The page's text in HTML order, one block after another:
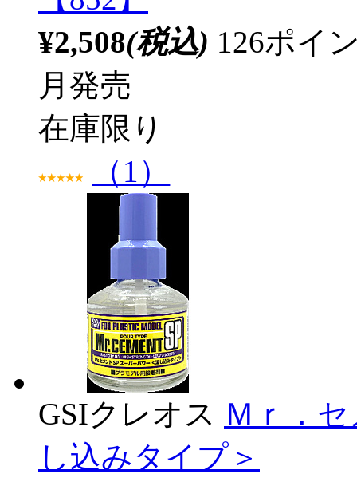
¥2,508(税込) 126ポイ
月発売
在庫限り
（1）
GSIクレオス Ｍｒ．
し込みタイプ＞